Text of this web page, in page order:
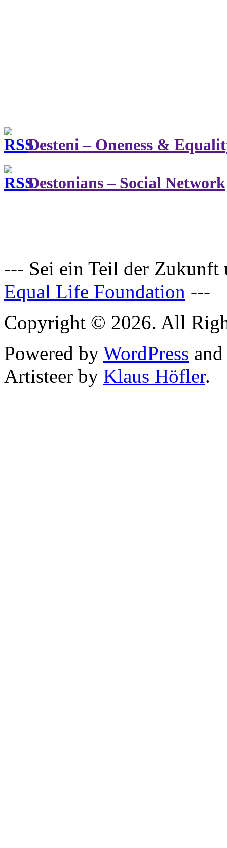
Desteni – Oneness &
Destonians – Social Network
--- Sei ein Teil der Zukunft
Equal Life Foundation ---
Copyright © 2026. All
Powered by WordPress and
Artisteer by Klaus Höfler.